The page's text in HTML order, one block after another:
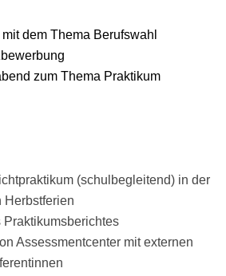
dem Thema Berufswahl
zum Thema Praktikum
(schulbegleitend) in der
Herbstferien
Praktikumsberichtes
Assessmentcenter mit externen